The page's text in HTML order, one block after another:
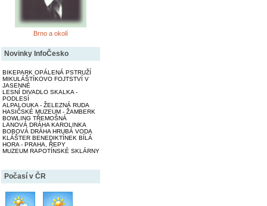
Brno a okolí
Novinky InfoČesko
BIKEPARK OPÁLENÁ PSTRUŽÍ
MIKULÁŠTÍKOVO FOJTSTVÍ V
JASENNÉ
LESNÍ DIVADLO SKALKA -
PODLESÍ
ALPALOUKA - ŽELEZNÁ RUDA
HASIČSKÉ MUZEUM - ŽAMBERK
BOWLING TŘEMOŠNÁ
LANOVÁ DRÁHA KAROLINKA
BOBOVÁ DRÁHA HRUBÁ VODA
KLÁŠTER BENEDIKTÍNEK BÍLÁ
HORA - PRAHA, ŘEPY
MUZEUM RAPOTÍNSKÉ SKLÁRNY
Počasí v ČR